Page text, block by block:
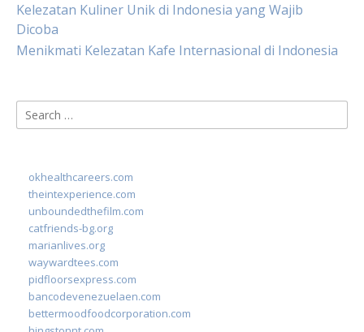
Kelezatan Kuliner Unik di Indonesia yang Wajib
Dicoba
Menikmati Kelezatan Kafe Internasional di Indonesia
Search
for:
okhealthcareers.com
theintexperience.com
unboundedthefilm.com
catfriends-bg.org
marianlives.org
waywardtees.com
pidfloorsexpress.com
bancodevenezuelaen.com
bettermoodfoodcorporation.com